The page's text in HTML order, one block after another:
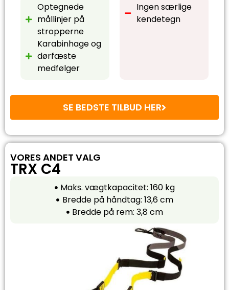
Optegnede
mållinjer på
stropperne
Karabinhage og
dørfæste
medfølger
Ingen særlige
kendetegn
SE BEDSTE TILBUD HER
VORES ANDET VALG
TRX C4
Maks. vægtkapacitet: 160 kg
Bredde på håndtag: 13,6 cm
Bredde på rem: 3,8 cm